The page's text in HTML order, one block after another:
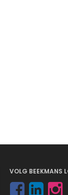
VOLG BEEKMANS